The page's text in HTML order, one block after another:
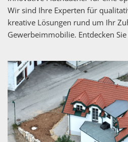
Wir sind Ihre Experten für
kreative Lösungen rund um Ihr
Gewerbeimmobilie. Entdecken